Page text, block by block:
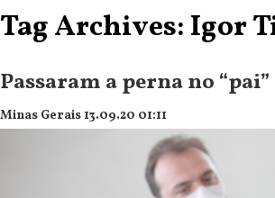
Tag Archives: Igor
Passaram a perna no “pai”
Minas Gerais 13.09.20 01:11